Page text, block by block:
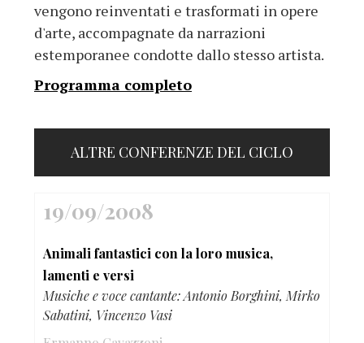
vengono reinventati e trasformati in opere
d'arte, accompagnate da narrazioni
estemporanee condotte dallo stesso artista.
Programma completo
ALTRE CONFERENZE DEL CICLO
19/09/2008
Animali fantastici con la loro musica,
lamenti e versi
Musiche e voce cantante: Antonio Borghini, Mirko
Sabatini, Vincenzo Vasi